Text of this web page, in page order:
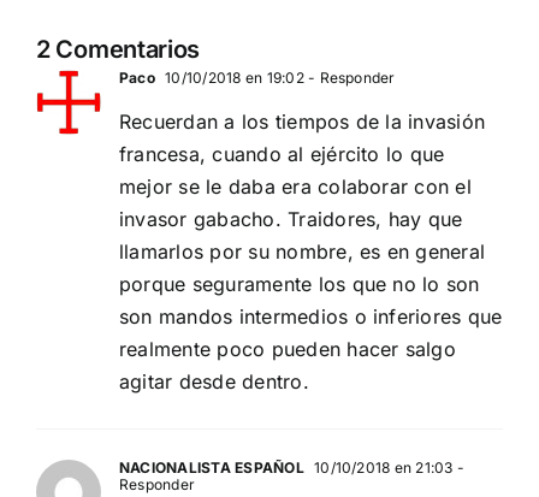
EN BARCELONA
2 Comentarios
Paco 10/10/2018 en 19:02- Responder
Recuerdan a los tiempos de la invasión
francesa, cuando al ejército lo que
mejor se le daba era colaborar con el
invasor gabacho. Traidores, hay que
llamarlos por su nombre, es en general
porque seguramente los que no lo son
son mandos intermedios o inferiores que
realmente poco pueden hacer salgo
agitar desde dentro.
NACIONALISTA ESPAÑOL 10/10/2018 en 21:03 -
Responder